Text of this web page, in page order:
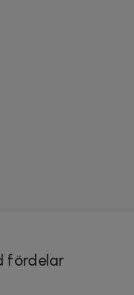
fördelar